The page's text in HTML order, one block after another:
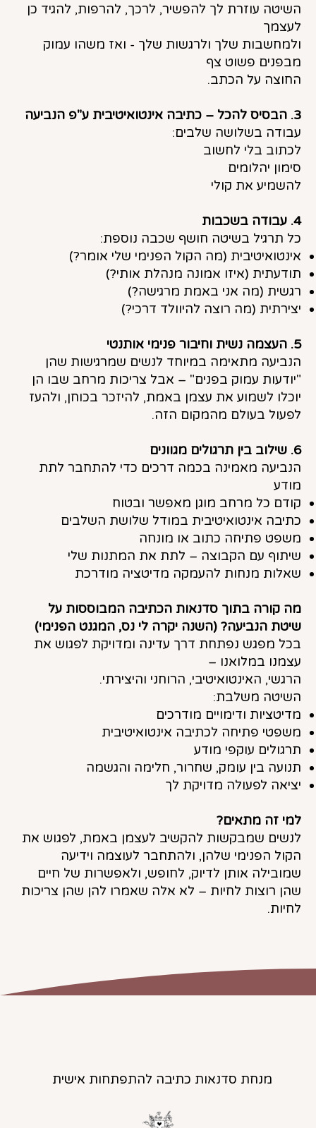
השיטה עוזרת לך להפשיר, לרכך, להרפות, להגיד כן
לעצמך
ולמחשבות שלך ולרגשות שלך - ואז משהו עמוק
מבפנים פשוט צף
החוצה על הכתב.
3. הבסיס להכל – כתיבה אינטואיטיבית ע"פ הנביעה
עבודה בשלושה שלבים:
לכתוב בלי לחשוב
סימון יהלומים
להשמיע את קולי
4. עבודה בשכבות
כל תרגיל בשיטה חושף שכבה נוספת:
אינטואיטיבית (מה הקול הפנימי שלי אומר?)
תודעתית (איזו אמונה מנהלת אותי?)
רגשית (מה אני באמת מרגישה?)
יצירתית (מה רוצה להיוולד דרכי?)
5. העצמה נשית וחיבור פנימי אותנטי
הנביעה מתאימה במיוחד לנשים שמרגישות שהן
"יודעות עמוק בפנים" – אבל צריכות מרחב שבו הן
יוכלו לשמוע את עצמן באמת, להיזכר בכוחן, ולהעז
לפעול בעולם מהמקום הזה.
6. שילוב בין תרגולים מגוונים
הנביעה מאמינה בכמה דרכים כדי להתחבר לתת
מודע
קודם כל מרחב מוגן מאפשר ובטוח
כתיבה אינטואיטיבית במודל שלושת השלבים
משפט פתיחה כתוב או מונחה
שיתוף עם הקבוצה – לתת את המתנות שלי
שאלות מנחות להעמקה מדיטציה מודרכת
מה קורה בתוך סדנאות הכתיבה המבוססות על
שיטת הנביעה? (השנה יקרה לי נס, המגנט הפנימי)
בכל מפגש נפתחת דרך עדינה ומדויקת לפגוש את
עצמנו במלואנו –
הרגשי, האינטואיטיבי, הרוחני והיצירתי.
השיטה משלבת:
מדיטציות ודימויים מודרכים
משפטי פתיחה לכתיבה אינטואיטיבית
תרגולים עוקפי מודע
תנועה בין עומק, שחרור, חלימה והגשמה
יציאה לפעולה מדויקת לך
למי זה מתאים?
לנשים שמבקשות להקשיב לעצמן באמת, לפגוש את
הקול הפנימי שלהן, ולהתחבר לעוצמה וידיעה
שמובילה אותן לדיוק, לחופש, ולאפשרות של חיים
שהן רוצות לחיות – לא אלה שאמרו להן שהן צריכות
לחיות.
מנחת סדנאות כתיבה להתפתחות אישית